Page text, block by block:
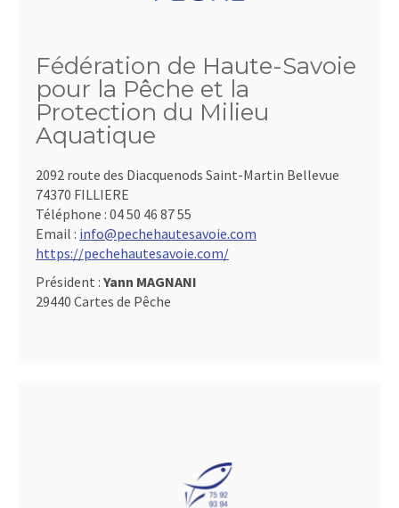
Fédération de Haute-Savoie
pour la Pêche et la
Protection du Milieu
Aquatique
2092 route des Diacquenods Saint-Martin Bellevue
74370 FILLIERE
Téléphone : 04 50 46 87 55
Email : info@pechehautesavoie.com
https://pechehautesavoie.com/
Président : Yann MAGNANI
29440 Cartes de Pêche